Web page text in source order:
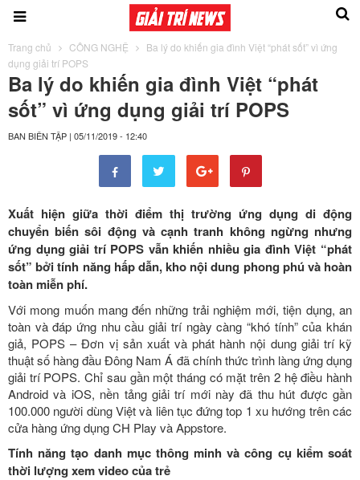
Trang chủ CÔNG NGHỆ
Ba lý do khiến gia đình Việt “phát sốt” vì ứng
dụng giải trí POPS
Ba lý do khiến gia đình Việt “phát
sốt” vì ứng dụng giải trí POPS
BAN BIÊN TẬP | 05/11/2019 - 12:40
Xuất hiện giữa thời điểm thị trường ứng dụng di động
chuyển biến sôi động và cạnh tranh không ngừng nhưng
ứng dụng giải trí POPS vẫn khiến nhiều gia đình Việt “phát
sốt” bởi tính năng hấp dẫn, kho nội dung phong phú và hoàn
toàn miễn phí.
Với mong muốn mang đến những trải nghiệm mới, tiện dụng, an
toàn và đáp ứng nhu cầu giải trí ngày càng “khó tính” của khán
giả, POPS – Đơn vị sản xuất và phát hành nội dung giải trí kỹ
thuật số hàng đầu Đông Nam Á đã chính thức trình làng ứng dụng
giải trí POPS. Chỉ sau gần một tháng có mặt trên 2 hệ điều hành
Android và iOS, nền tảng giải trí mới này đã thu hút được gần
100.000 người dùng Việt và liên tục đứng top 1 xu hướng trên các
cửa hàng ứng dụng CH Play và Appstore.
Tính năng tạo danh mục thông minh và công cụ kiểm soát
thời lượng xem video của trẻ